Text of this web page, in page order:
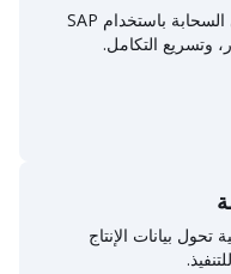
ننشئ تطبيقات مخصصة قائمة على السحابة باستخدام SAP
بيانات الإنتاج